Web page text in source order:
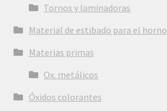
Tornos y laminadoras
Material de estibado para el horno
Materias primas
Ox. metálicos
Óxidos colorantes